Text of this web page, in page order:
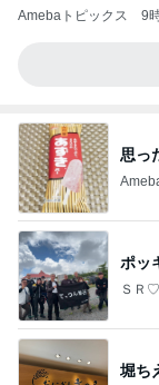
Amebaトピックス 9
思っ
ポッ
ＳＲ
堀ち